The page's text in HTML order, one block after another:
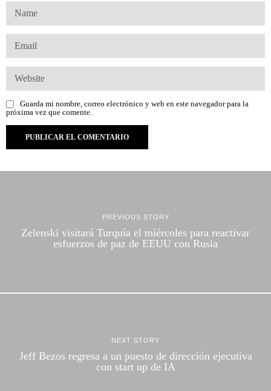
Guarda mi nombre, correo electrónico y web en este navegador para la
próxima vez que comente.
PREVIOUS STORY
Zelenski visitará Turquía el miércoles para reactivar
esfuerzos de paz de EEUU con Rusia
NEXT STORY
Jeff Bezos regresa a un puesto de dirección ejecutiva
con start up de IA